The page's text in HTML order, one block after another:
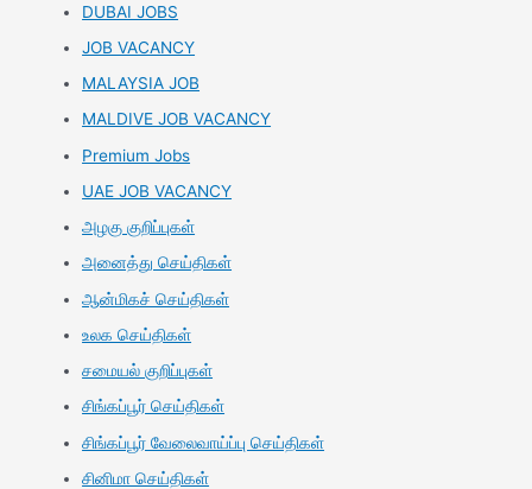
DUBAI JOBS
JOB VACANCY
MALAYSIA JOB
MALDIVE JOB VACANCY
Premium Jobs
UAE JOB VACANCY
அழகு குறிப்புகள்
அனைத்து செய்திகள்
ஆன்மிகச் செய்திகள்
உலக செய்திகள்
சமையல் குறிப்புகள்
சிங்கப்பூர் செய்திகள்
சிங்கப்பூர் வேலைவாய்ப்பு செய்திகள்
சினிமா செய்திகள்